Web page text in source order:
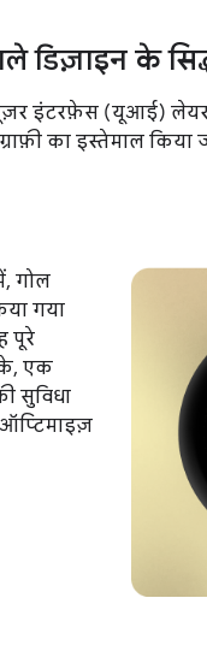
डिज़ाइन के
इंटरफ़ेस (यूआई)
का इस्तेमाल किया
गोल
गया
पूरे
एक
सुविधा